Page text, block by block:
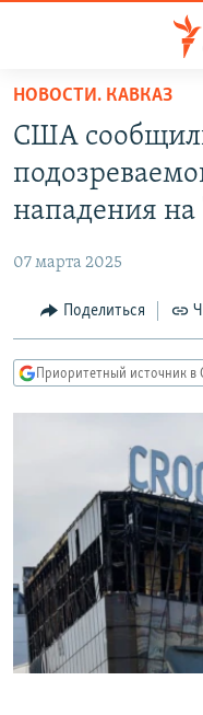
упрощенного
доступа
основному
Вернутся
Вернутся
АВТОРСКИЕ
МНЕНИЯ
КУЛЬТУРА
КАВКАЗ.РЕАЛИИ
СИБИРЬ.РЕАЛИИ
РАСПИСАНИЕ
ПОДПИШИТЕСЬ НА
СОЦИАЛЬНЫЕ СЕТИ
НОВОСТИ. КАВКАЗ
США
нападения на
07 марта 2025
Поделиться
Приоритетный источник в